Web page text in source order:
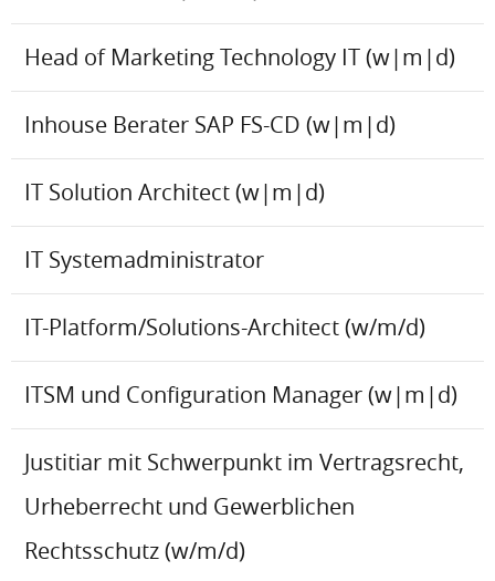
Head of Marketing Technology IT (w|m|d)
Inhouse Berater SAP FS-CD (w|m|d)
IT Solution Architect (w|m|d)
IT Systemadministrator
IT-Platform/Solutions-Architect (w/m/d)
ITSM und Configuration Manager (w|m|d)
Justitiar mit Schwerpunkt im Vertragsrecht,
Urheberrecht und Gewerblichen
Rechtsschutz (w/m/d)